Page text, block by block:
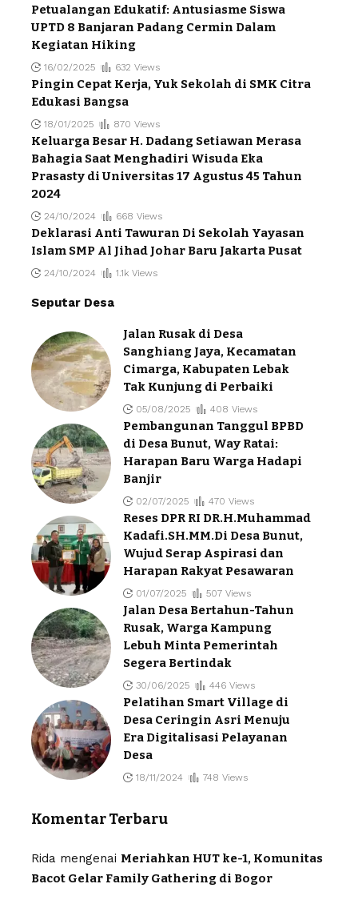
Petualangan Edukatif: Antusiasme Siswa
UPTD 8 Banjaran Padang Cermin Dalam
Kegiatan Hiking
16/02/2025 632 Views
Pingin Cepat Kerja, Yuk Sekolah di SMK Citra
Edukasi Bangsa
18/01/2025 870 Views
Keluarga Besar H. Dadang Setiawan Merasa
Bahagia Saat Menghadiri Wisuda Eka
Prasasty di Universitas 17 Agustus 45 Tahun
2024
24/10/2024 668 Views
Deklarasi Anti Tawuran Di Sekolah Yayasan
Islam SMP Al Jihad Johar Baru Jakarta Pusat
24/10/2024 1.1k Views
Seputar Desa
Jalan Rusak di Desa
Sanghiang Jaya, Kecamatan
Cimarga, Kabupaten Lebak
Tak Kunjung di Perbaiki
05/08/2025 408 Views
Pembangunan Tanggul BPBD
di Desa Bunut, Way Ratai:
Harapan Baru Warga Hadapi
Banjir
02/07/2025 470 Views
Reses DPR RI DR.H.Muhammad
Kadafi.SH.MM.Di Desa Bunut,
Wujud Serap Aspirasi dan
Harapan Rakyat Pesawaran
01/07/2025 507 Views
Jalan Desa Bertahun-Tahun
Rusak, Warga Kampung
Lebuh Minta Pemerintah
Segera Bertindak
30/06/2025 446 Views
Pelatihan Smart Village di
Desa Ceringin Asri Menuju
Era Digitalisasi Pelayanan
Desa
18/11/2024 748 Views
Komentar Terbaru
Rida mengenai Meriahkan HUT ke-1, Komunitas
Bacot Gelar Family Gathering di Bogor